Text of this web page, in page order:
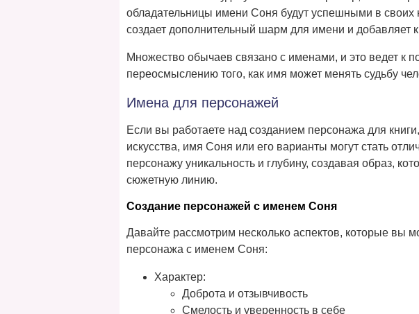
обладательницы имени Соня будут успешными в своих
создает дополнительный шарм для имени и добавляет
Множество обычаев связано с именами, и это ведет к
переосмыслению того, как имя может менять судьбу
Имена для персонажей
Если вы работаете над созданием персонажа для
искусства, имя Соня или его варианты могут стать
персонажу уникальность и глубину, создавая образ,
сюжетную линию.
Создание персонажей с именем Соня
Давайте рассмотрим несколько аспектов, которые вы
персонажа с именем Соня:
Характер:
Доброта и отзывчивость
Смелость и уверенность в себе